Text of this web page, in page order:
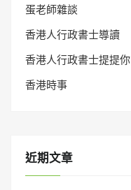
蛋老師雜談
香港人行政書士導讀
香港人行政書士提提你
香港時事
近期文章